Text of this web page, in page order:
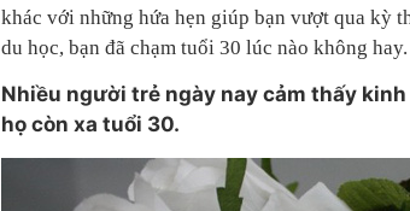
khác với những hứa hẹn giúp bạn vượt qua kỳ
du học, bạn đã chạm tuổi 30 lúc nào không hay.
Nhiều người trẻ ngày nay cảm thấy
họ còn xa tuổi 30.